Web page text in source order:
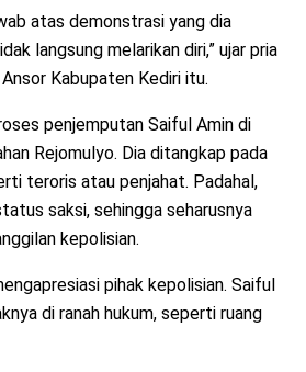
atas demonstrasi yang dia
langsung melarikan diri,” ujar pria
Kabupaten Kediri itu.
penjemputan Saiful Amin di
Rejomulyo. Dia ditangkap pada
teroris atau penjahat. Padahal,
saksi, sehingga seharusnya
kepolisian.
pihak kepolisian. Saiful
di ranah hukum, seperti ruang